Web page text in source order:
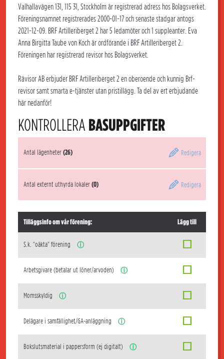
Valhallavägen 131, 115 31, Stockholm är registrerad adress hos Bolagsverket.
Föreningsnamnet registrerades 2000-01-17 och senaste stadgar antogs
2021-12-09. BRF Artilleriberget 2 har 5 ledamöter och 1 suppleanter. Eva
Anna Birgitta Taube von Koch är ordförande i BRF Artilleriberget 2.
Föreningen har registrerad revisor hos Bolagsverket.
Rävisor AB erbjuder BRF Artilleriberget 2 en oberoende och kunnig Brf-
revisor samt smarta e-tjänster utan pristillägg. Ta del av ert erbjudande
här nedanför!
KONTROLLERA BASUPPGIFTER
Antal lägenheter(26) Redigera
Antal externt uthyrda lokaler(0) Redigera
Tilläggsinfo om vår förening: Lägg till
S.k. "oäkta" förening ⓘ
Arbetsgivare (betalar ut löner/arvoden) ⓘ
Momsskyldig ⓘ
Delägare i samfällighet/GA-anläggning ⓘ
Bokslutsmaterial i pappersform (ej digitalt) ⓘ